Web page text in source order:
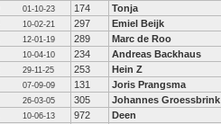
01-10-23 174 Tonja
10-02-21 297 Emiel Beijk
12-01-19 289 Marc de Roo
10-04-10 234 Andreas Backhaus
29-11-25 253 Hein Z
07-09-09 131 Joris Prangsma
26-03-05 305 Johannes Groessbrink
10-06-13 972 Deen